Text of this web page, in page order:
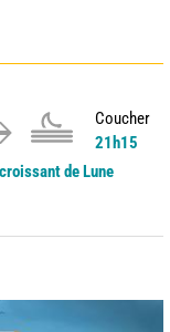
Coucher
21h15
de Lune